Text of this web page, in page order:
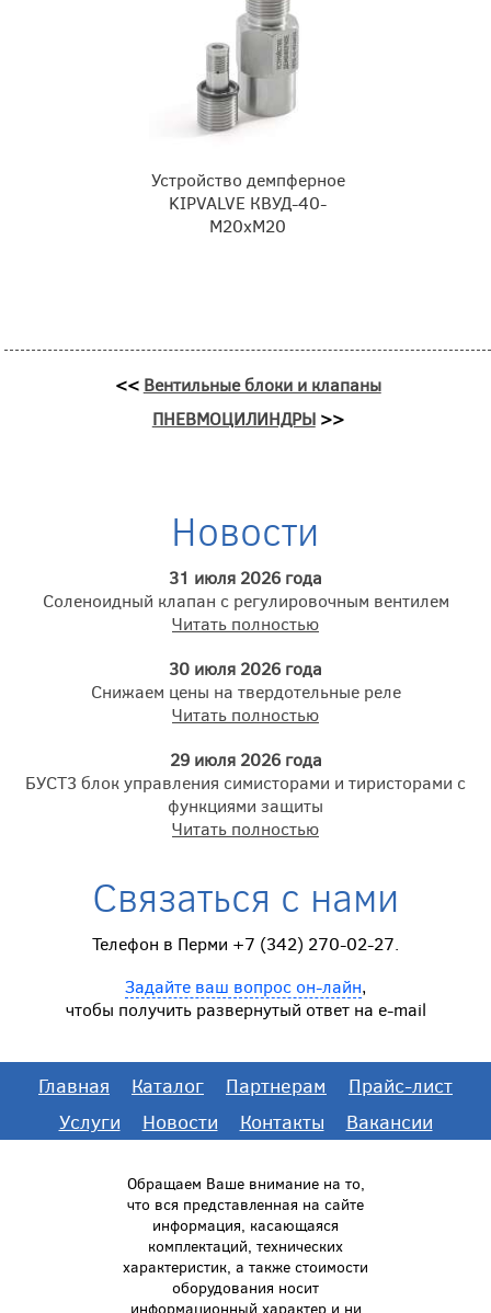
Устройство демпферное
KIPVALVE КВУД-40-
М20хМ20
<< Вентильные блоки и клапаны
ПНЕВМОЦИЛИНДРЫ>>
Новости
31 июля 2026 года
Соленоидный клапан с регулировочным вентилем
Читать полностью
30 июля 2026 года
Снижаем цены на твердотельные реле
Читать полностью
29 июля 2026 года
БУСТ3 блок управления симисторами и тиристорами с
функциями защиты
Читать полностью
Связаться с нами
Телефон в Перми +7 (342) 270-02-27.
Задайте ваш вопрос он-лайн,
чтобы получить развернутый ответ на e-mail
Главная Каталог Партнерам
Прайс-лист
Услуги
Новости Контакты Вакансии
Обращаем Ваше внимание на то,
что вся представленная на сайте
информация, касающаяся
комплектаций, технических
характеристик, а также стоимости
оборудования носит
информационный характер и ни